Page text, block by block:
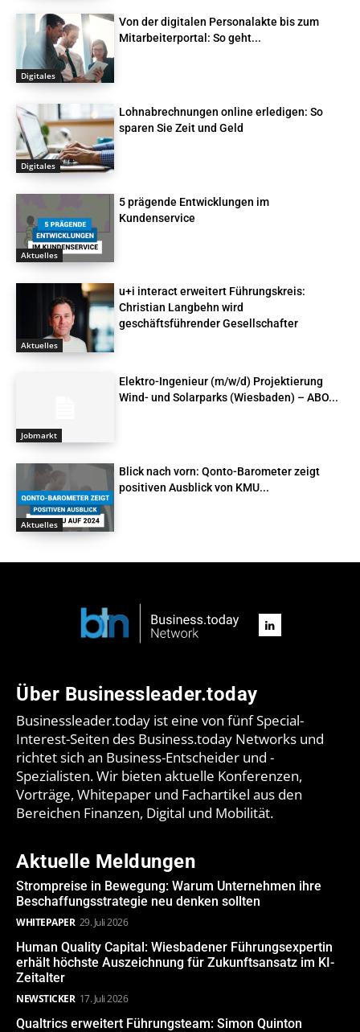
Digitales
Von der digitalen Personalakte bis zum
Mitarbeiterportal: So geht...
Digitales
Lohnabrechnungen online erledigen: So
sparen Sie Zeit und Geld
Aktuelles
5 prägende Entwicklungen im
Kundenservice
Aktuelles
u+i interact erweitert Führungskreis:
Christian Langbehn wird
geschäftsführender Gesellschafter
Jobmarkt
Elektro-Ingenieur (m/w/d) Projektierung
Wind- und Solarparks (Wiesbaden) – ABO...
Aktuelles
Blick nach vorn: Qonto-Barometer zeigt
positiven Ausblick von KMU...
Über Businessleader.today
Businessleader.today ist eine von fünf Special-
Interest-Seiten des Business.today Networks und
richtet sich an Business-Entscheider und -
Spezialisten. Wir bieten aktuelle Konferenzen,
Vorträge, Whitepaper und Fachartikel aus den
Bereichen Finanzen, Digital und Mobilität.
Aktuelle Meldungen
Strompreise in Bewegung: Warum Unternehmen ihre
Beschaffungsstrategie neu denken sollten
WHITEPAPER 29. Juli 2026
Human Quality Capital: Wiesbadener Führungsexpertin
erhält höchste Auszeichnung für Zukunftsansatz im KI-
Zeitalter
NEWSTICKER 17. Juli 2026
Qualtrics erweitert Führungsteam: Simon Quinton